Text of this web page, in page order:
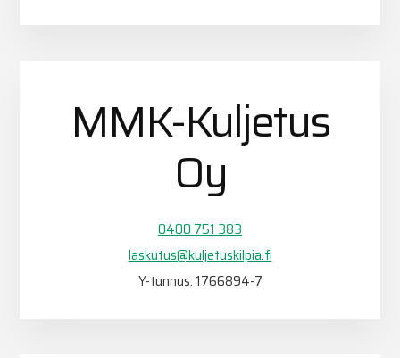
MMK-Kuljetus
Oy
0400 751 383
laskutus@kuljetuskilpia.fi
Y-tunnus: 1766894-7